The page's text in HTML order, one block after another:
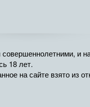
и
18 лет.
на сайте взято из